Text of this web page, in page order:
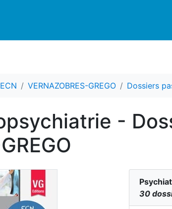
VERNAZOBRES-GREGO Dossiers
-
30